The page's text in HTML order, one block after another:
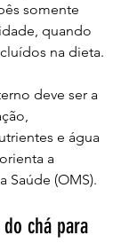
somente
quando
na dieta.
deve ser a
e água
a
Saúde (OMS).
chá para